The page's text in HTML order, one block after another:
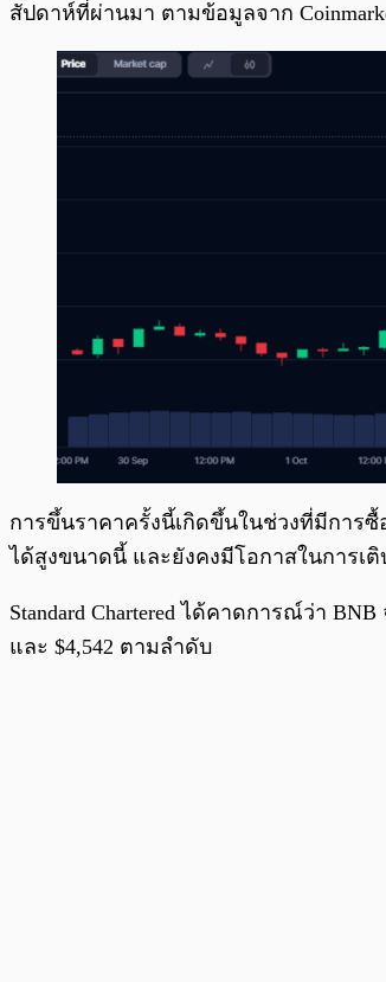
สัปดาห์ที่ผ่านมา ตามข้อมูลจาก
การขึ้นราคาครั้งนี้เกิดขึ้นในช่วงที่มีการซื้
ได้สูงขนาดนี้ และยังคงมีโอกาสในการเติ
Standard Chartered ได้คาดการณ์ว่า
และ $4,542 ตามลำดับ